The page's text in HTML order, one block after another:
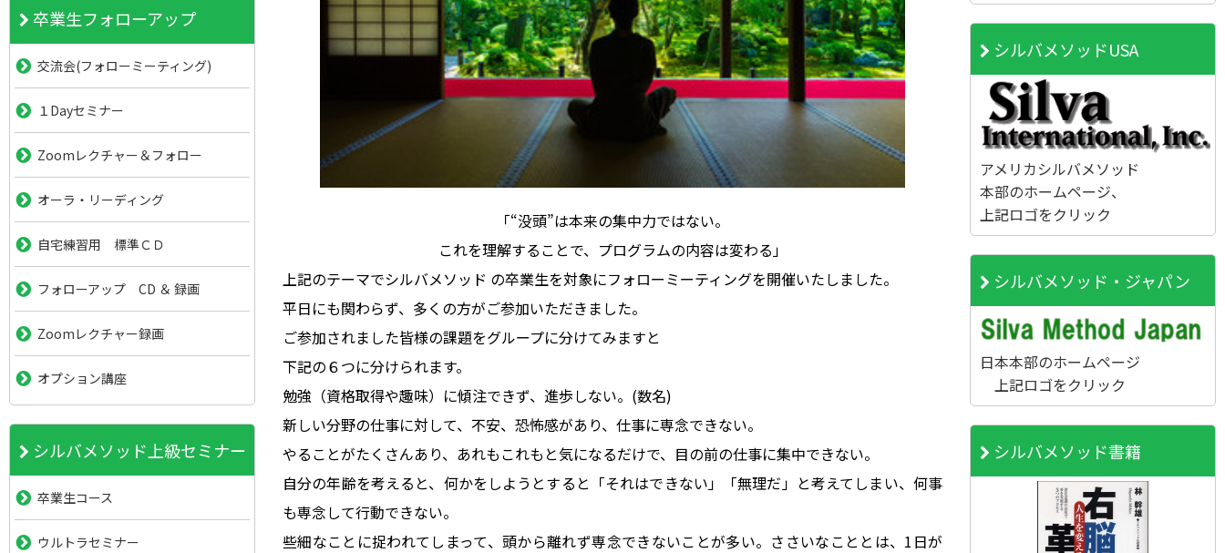
「“没頭”は本来の集中力ではない。
これを理解することで、プログラムの内容は変わる」
上記のテーマでシルバメソッド の卒業生を対象にフォローミーティングを開催いたしました。
平日にも関わらず、多くの方がご参加いただきました。
ご参加されました皆様の課題をグループに分けてみますと
下記の６つに分けられます。
勉強（資格取得や趣味）に傾注できず、進歩しない。(数名)
新しい分野の仕事に対して、不安、恐怖感があり、仕事に専念できない。
やることがたくさんあり、あれもこれもと気になるだけで、目の前の仕事に集中できない。
自分の年齢を考えると、何かをしようとすると「それはできない」「無理だ」と考えてしまい、何事
も専念して行動できない。
些細なことに捉われてしまって、頭から離れず専念できないことが多い。ささいなこととは、1日が
卒業生フォローアップ
交流会(フォローミーティング)
１Dayセミナー
Zoomレクチャー＆フォロー
オーラ・リーディング
自宅練習用 標準ＣＤ
フォローアップ CD ＆ 録画
Zoomレクチャー録画
オプション講座
シルバメソッド上級セミナー
卒業生コース
ウルトラセミナー
シルバメソッドUSA
アメリカシルバメソッド
本部のホームページ、
上記ロゴをクリック
シルバメソッド・ジャパン
日本本部のホームページ
上記ロゴをクリック
シルバメソッド書籍